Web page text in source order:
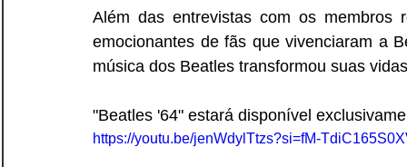
Além das entrevistas com os membros
emocionantes de fãs que vivenciaram a
música dos Beatles transformou suas
"Beatles '64" estará disponível
https://youtu.be/jenWdylTtzs?si=fM-